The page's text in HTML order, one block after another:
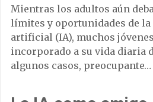
Mientras los adultos aún
límites y oportunidades de
artificial (IA), muchos
incorporado a su vida diaria
algunos casos, preocupante…